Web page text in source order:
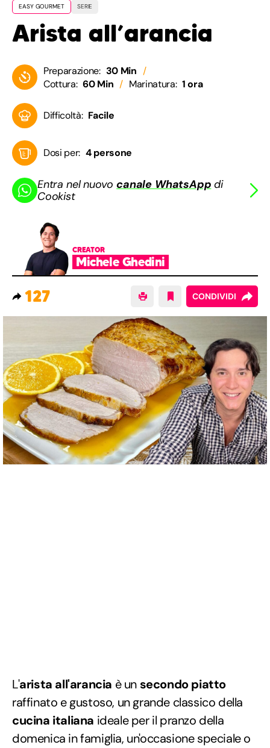
EASY GOURMET SERIE
Arista all’arancia
Preparazione: 30 Min
Cottura: 60 Min Marinatura: 1 ora
Difficoltà: Facile
Dosi per: 4 persone
Entra nel nuovocanale WhatsApp di
Cookist
CREATOR
Michele Ghedini
127 CONDIVIDI
L'arista all'arancia è un secondo piatto
raffinato e gustoso, un grande classico della
cucina italiana ideale per il pranzo della
domenica in famiglia, un'occasione speciale o